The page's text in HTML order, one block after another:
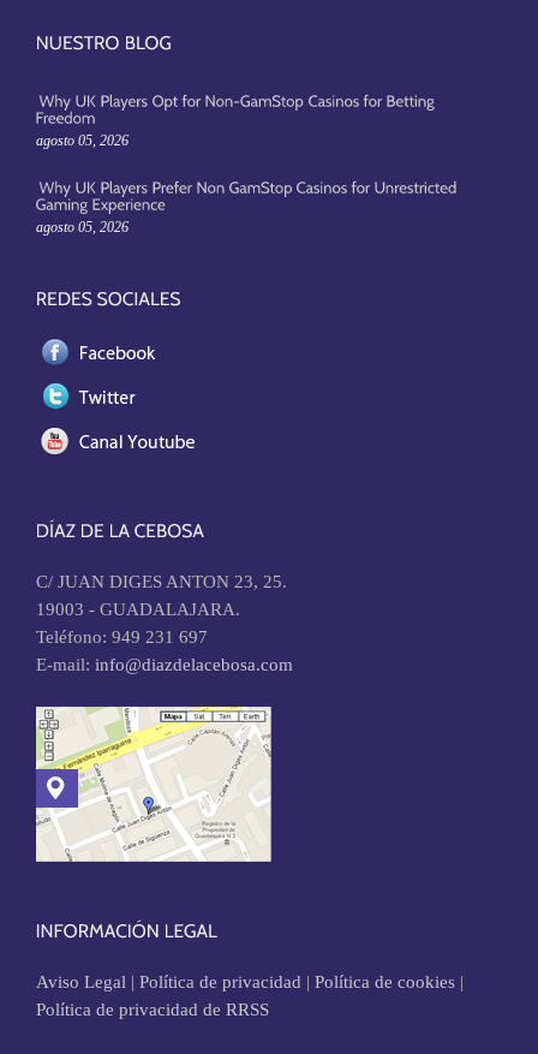
agosto 05, 2026
agosto 05, 2026
C/ JUAN DIGES ANTON 23, 25.
19003 - GUADALAJARA.
Teléfono: 949 231 697
E-mail: info@diazdelacebosa.com
Aviso Legal | Política de privacidad | Política de cookies |
Política de privacidad de RRSS